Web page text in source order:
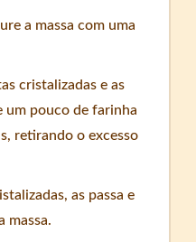
a massa com uma
cristalizadas e as
um pouco de farinha
retirando o excesso
as passa e
massa.